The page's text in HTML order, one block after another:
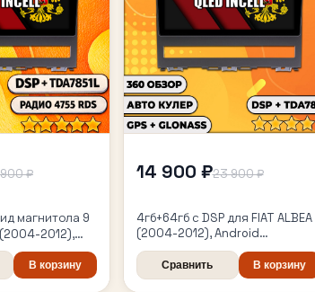
900 ₽
магнитола 9
(2004-2012),
Auto, GPS и
В корзину
14 900 ₽23 900 ₽
4гб+64гб с DSP для FIAT ALBEA
(2004-2012), Android
магнитола, без слота под
симку, усилитель звука
TDA7851 и поддержка 360
Сравнить В корзину